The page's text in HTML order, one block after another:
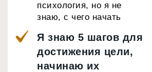
психология, но я не
знаю, с чего начать
Я знаю 5 шагов для
достижения цели,
начинаю их